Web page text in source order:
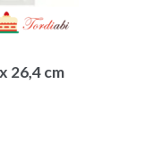
26,4 cm